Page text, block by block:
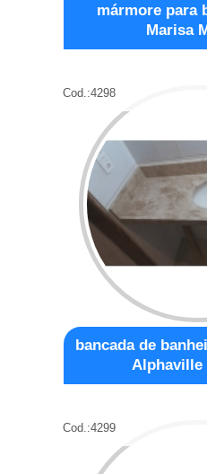
mármore para
Marisa
Cod.:4298
bancada de
Alphaville
Cod.:4299